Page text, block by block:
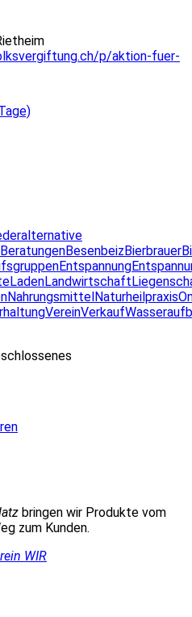
p/aktion-fuer-
alternative
BeratungenBesenbeizBierbrauer
Entspannung
LadenLandwirtschaft
NahrungsmittelNaturheilpraxis
VereinVerkauf
bringen wir Produkte vom
zum Kunden.
WIR